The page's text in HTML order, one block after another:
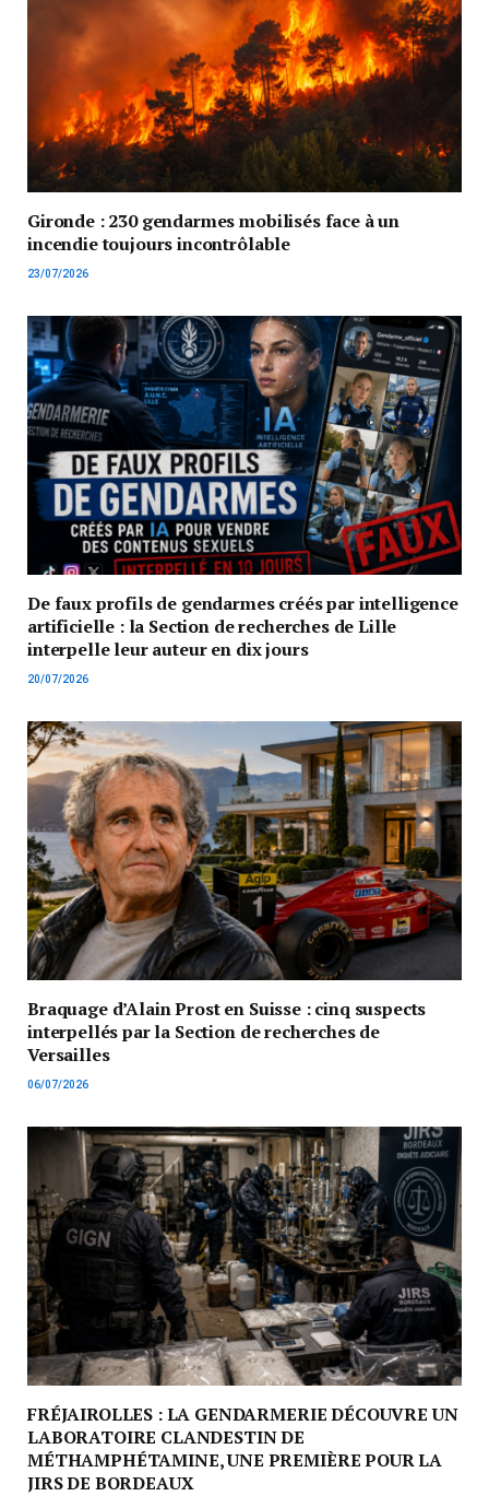
Gironde : 230 gendarmes mobilisés face à un
incendie toujours incontrôlable
23/07/2026
De faux profils de gendarmes créés par intelligence
artificielle : la Section de recherches de Lille
interpelle leur auteur en dix jours
20/07/2026
Braquage d’Alain Prost en Suisse : cinq suspects
interpellés par la Section de recherches de
Versailles
06/07/2026
FRÉJAIROLLES : LA GENDARMERIE DÉCOUVRE UN
LABORATOIRE CLANDESTIN DE
MÉTHAMPHÉTAMINE, UNE PREMIÈRE POUR LA
JIRS DE BORDEAUX